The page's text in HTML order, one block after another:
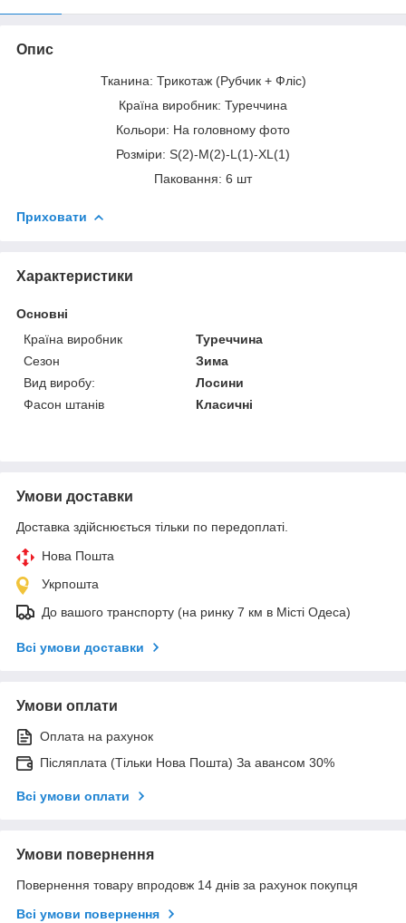
Опис
Тканина: Трикотаж (Рубчик + Фліс)
Країна виробник: Туреччина
Кольори: На головному фото
Розміри: S(2)-M(2)-L(1)-XL(1)
Паковання: 6 шт
Приховати
Характеристики
Основні
Країна виробник
Туреччина
Сезон
Зима
Вид виробу:
Лосини
Фасон штанів
Класичні
Умови доставки
Доставка здійснюється тільки по передоплаті.
Нова Пошта
Укрпошта
До вашого транспорту (на ринку 7 км в Місті Одеса)
Всі умови доставки
Умови оплати
Оплата на рахунок
Післяплата (Тільки Нова Пошта) За авансом 30%
Всі умови оплати
Умови повернення
Повернення товару впродовж 14 днів за рахунок покупця
Всі умови повернення